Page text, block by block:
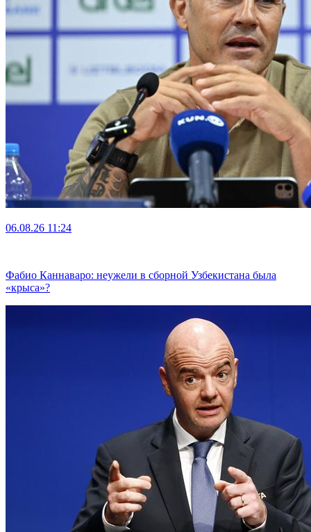
06.08.26 11:24
Фабио Каннаваро: неужели в сборной Узбекистана была
«крыса»?